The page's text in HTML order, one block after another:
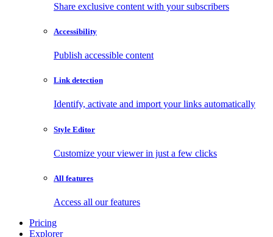
Share exclusive content with your subscribers
Accessibility
Publish accessible content
Link detection
Identify, activate and import your links automatically
Style Editor
Customize your viewer in just a few clicks
All features
Access all our features
Pricing
Explorer